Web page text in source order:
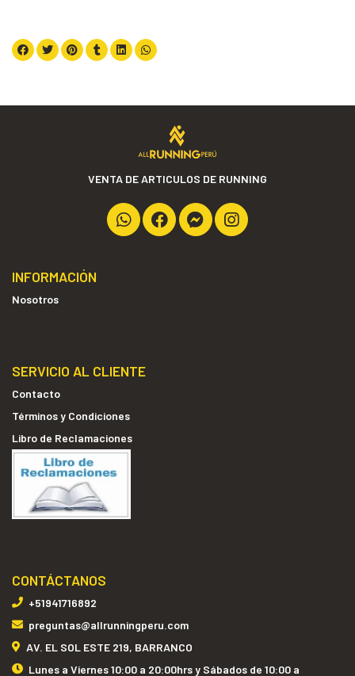
VENTA DE ARTICULOS DE RUNNING
INFORMACIÓN
Nosotros
SERVICIO AL CLIENTE
Contacto
Términos y Condiciones
Libro de Reclamaciones
CONTÁCTANOS
+51941716892
preguntas@allrunningperu.com
AV. EL SOL ESTE 219, BARRANCO
Lunes a Viernes 10:00 a 20:00hrs y Sábados de 10:00 a